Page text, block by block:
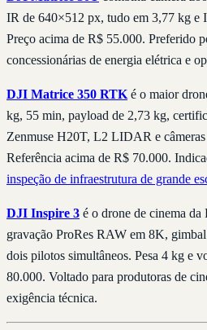
IR de 640×512 px, tudo em 3,77 kg e
Preço acima de R$ 55.000. Preferido
concessionárias de energia elétrica e
DJI Matrice 350 RTK é o maior
kg, 55 min, payload de 2,73 kg,
Zenmuse H20T, L2 LIDAR e
Referência acima de R$ 70.000.
inspeção de infraestrutura de grande
DJI Inspire 3 é o drone de cinema
gravação ProRes RAW em 8K,
dois pilotos simultâneos. Pesa 4 kg e
80.000. Voltado para produtoras de
exigência técnica.